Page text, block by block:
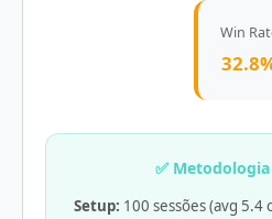
Win
✅
Setup: 100 sessões (avg 5.4